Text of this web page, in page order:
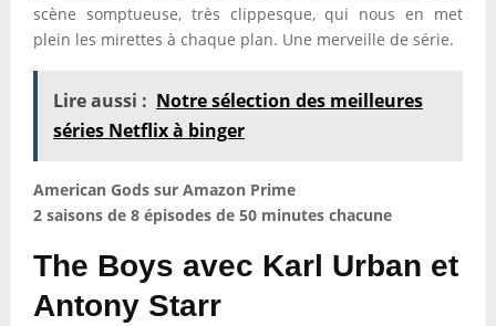
scène somptueuse, très clippesque, qui nous en met
plein les mirettes à chaque plan. Une merveille de série.
Lire aussi : Notre sélection des meilleures
séries Netflix à binger
American Gods sur Amazon Prime
2 saisons de 8 épisodes de 50 minutes chacune
The Boys avec Karl Urban et
Antony Starr